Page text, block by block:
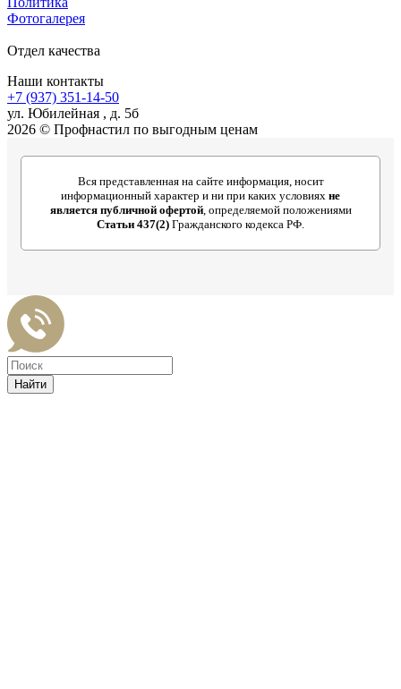
Фотогалерея
Отдел качества
Наши контакты
+7 (937) 351-14-50
ул. Юбилейная , д. 5б
2026 © Профнастил по выгодным ценам
Вся представленная на сайте информация, носит
информационный характер и ни при каких условиях не
является публичной офертой, определяемой положениями
Статьи 437(2) Гражданского кодекса РФ.
Найти